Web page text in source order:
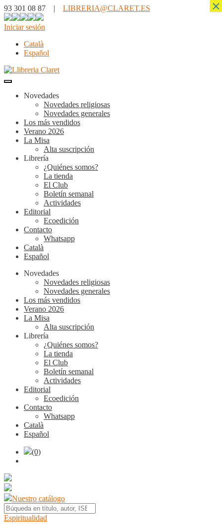
93 301 08 87 | LIBRERIA@CLARET.ES
Iniciar sesión
Català
Español
Novedades
Novedades religiosas
Novedades generales
Los más vendidos
Verano 2026
La Misa
Alta suscripción
Librería
¿Quiénes somos?
La tienda
El Club
Boletín semanal
Actividades
Editorial
Ecoedición
Contacto
Whatsapp
Català
Español
Novedades
Novedades religiosas
Novedades generales
Los más vendidos
Verano 2026
La Misa
Alta suscripción
Librería
¿Quiénes somos?
La tienda
El Club
Boletín semanal
Actividades
Editorial
Ecoedición
Contacto
Whatsapp
Català
Español
(0)
Nuestro catálogo
Espiritualidad
×